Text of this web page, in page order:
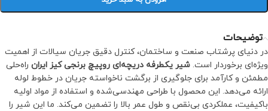
توضیحات
در دنیای پرشتاب صنعت و ساختمان، کنترل دقیق جریان سیالات از اهمیت
ویژه‌ای برخوردار است. شیر یکطرفه دریچه‌ای روپیچ برنجی کیز ایران راه‌حلی
مطمئن و کارآمد برای جلوگیری از برگشت ناخواسته جریان در خطوط لوله
ارائه می‌دهد. این محصول با طراحی مهندسی‌شده و استفاده از مواد اولیه
باکیفیت، عملکردی بی‌نقص و طول عمر بالا را تضمین می‌کند. ما این شیر را